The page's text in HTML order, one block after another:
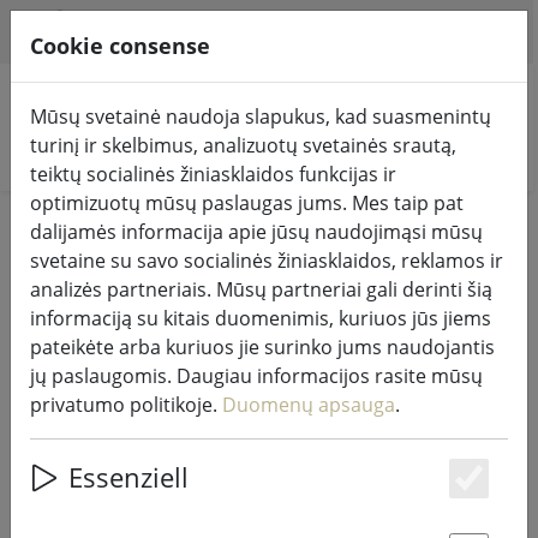
Ieškoti produktų
Home Virtuvė ir maistas
Virtuvės reikmenys papildo
kiekvieną virtuvę
115 Products
Unterkategorien
Cookie consense
Mūsų svetainė naudoja slapukus, kad suasmenintų
turinį ir skelbimus, analizuotų svetainės srautą,
teiktų socialinės žiniasklaidos funkcijas ir
optimizuotų mūsų paslaugas jums. Mes taip pat
dalijamės informacija apie jūsų naudojimąsi mūsų
svetaine su savo socialinės žiniasklaidos, reklamos ir
analizės partneriais. Mūsų partneriai gali derinti šią
informaciją su kitais duomenimis, kuriuos jūs jiems
pateikėte arba kuriuos jie surinko jums naudojantis
jų paslaugomis. Daugiau informacijos rasite mūsų
privatumo politikoje. Duomenų apsauga.
Essenziell